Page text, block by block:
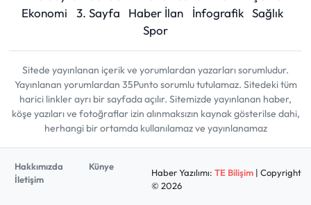
Ekonomi
3. Sayfa Haber İlan İnfografik Sağlık
Spor
Sitede yayınlanan içerik ve yorumlardan yazarları sorumludur.
Yayınlanan yorumlardan 35Punto sorumlu tutulamaz. Sitedeki tüm
harici linkler ayrı bir sayfada açılır. Sitemizde yayınlanan haber,
köşe yazıları ve fotoğraflar izin alınmaksızın kaynak gösterilse dahi,
herhangi bir ortamda kullanılamaz ve yayınlanamaz
Hakkımızda
Künye
İletişim
Haber Yazılımı: TE Bilişim| Copyright
© 2026